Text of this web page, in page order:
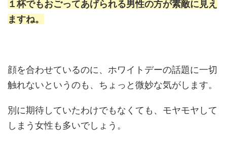
１杯でもおごってあげられる男性の方が素敵に見え
ますね。
顔を合わせているのに、ホワイトデーの話題に一切
触れないというのも、ちょっと微妙な気がします。
別に期待していたわけでもなくても、モヤモヤして
しまう女性も多いでしょう。